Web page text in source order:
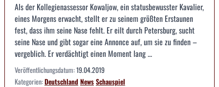
Als der Kollegienassessor Kowaljow, ein statusbewusster Kavalier,
eines Morgens erwacht, stellt er zu seinem größten Erstaunen
fest, dass ihm seine Nase fehlt. Er eilt durch Petersburg, sucht
seine Nase und gibt sogar eine Annonce auf, um sie zu finden –
vergeblich. Er verdächtigt einen Moment lang ...
Veröffentlichungsdatum:19.04.2019
Kategorien:DeutschlandNewsSchauspiel